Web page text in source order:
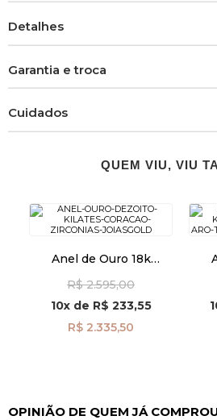
Detalhes
Garantia e troca
Cuidados
QUEM VIU, VIU
Anel de Ouro 18k
an41957
R$ 2.595,00
10xde R$ 233,55
R$ 2.335,50
OPINIÃO DE QUEM JÁ